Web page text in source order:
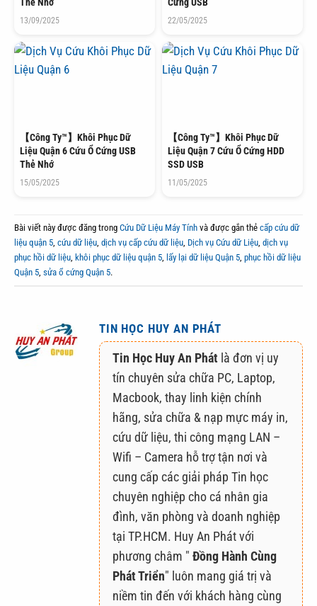
13/09/2025 22/05/2025
【Công Ty™】Khôi Phục Dữ
Liệu Quận 6 Cứu Ổ Cứng USB
Thẻ Nhớ
15/05/2025
【Công Ty™】Khôi Phục Dữ
Liệu Quận 7 Cứu Ổ Cứng HDD
SSD USB
11/05/2025
Bài viết này được đăng trong Cứu Dữ Liệu Máy Tính và được gắn thẻ cấp cứu dữ
liệu quận 5, cứu dữ liệu, dịch vụ cấp cứu dữ liệu, Dịch vụ Cứu dữ Liệu, dịch vụ
phục hồi dữ liệu, khôi phục dữ liệu quận 5, lấy lại dữ liệu Quận 5, phục hồi dữ liệu
Quận 5, sửa ổ cứng Quận 5.
TIN HỌC HUY AN PHÁT
Tin Học Huy An Phátlà đơn vị uy
tín chuyên sửa chữa PC, Laptop,
Macbook, thay linh kiện chính
hãng, sửa chữa & nạp mực máy in,
cứu dữ liệu, thi công mạng LAN –
Wifi – Camera hỗ trợ tận nơi và
cung cấp các giải pháp Tin học
chuyên nghiệp cho cá nhân gia
đình, văn phòng và doanh nghiệp
tại TP.HCM. Huy An Phát với
phương châm " Đồng Hành Cùng
Phát Triển" luôn mang giá trị và
niềm tin đến với khách hàng cùng